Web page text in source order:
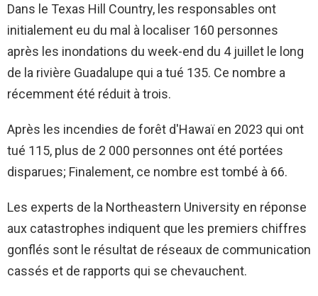
Dans le Texas Hill Country, les responsables ont
initialement eu du mal à localiser 160 personnes
après les inondations du week-end du 4 juillet le long
de la rivière Guadalupe qui a tué 135. Ce nombre a
récemment été réduit à trois.
Après les incendies de forêt d'Hawaï en 2023 qui ont
tué 115, plus de 2 000 personnes ont été portées
disparues; Finalement, ce nombre est tombé à 66.
Les experts de la Northeastern University en réponse
aux catastrophes indiquent que les premiers chiffres
gonflés sont le résultat de réseaux de communication
cassés et de rapports qui se chevauchent.